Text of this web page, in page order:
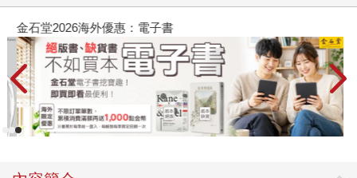
金石堂2026海外優惠：電子書